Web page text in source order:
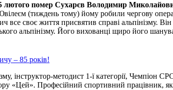
лютого помер Сухарєв Володимир
(тиждень тому) йому робили чергову
своє життя присвятив справі альпінізму.
альпінізму. Його вихованці щиро його
– 85 років!
інструктор-методист 1-ї категорії, Чемпіон
«Цей». Професійний спортивний працівник,